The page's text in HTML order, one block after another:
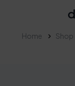
Home Shop